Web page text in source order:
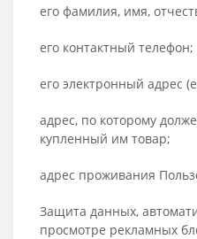
его фамилия, имя,
его контактный телефон;
его электронный адрес
адрес, по которому
купленный им товар;
адрес проживания
Защита данных,
просмотре рекламных